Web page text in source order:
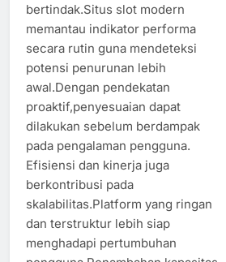
bertindak.Situs slot modern
memantau indikator performa
secara rutin guna mendeteksi
potensi penurunan lebih
awal.Dengan pendekatan
proaktif,penyesuaian dapat
dilakukan sebelum berdampak
pada pengalaman pengguna.
Efisiensi dan kinerja juga
berkontribusi pada
skalabilitas.Platform yang ringan
dan terstruktur lebih siap
menghadapi pertumbuhan